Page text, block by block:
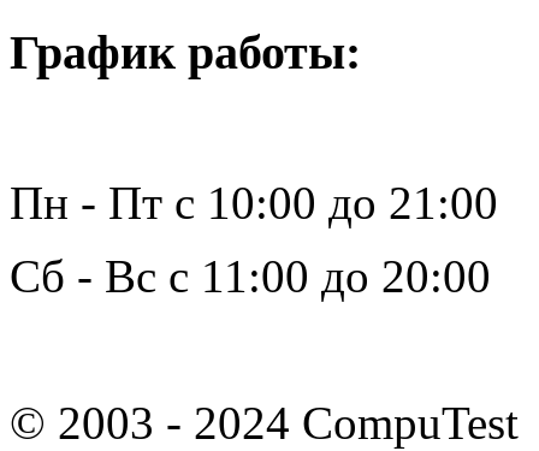
График работы:
Пн - Пт с 10:00 до 21:00
Сб - Вс с 11:00 до 20:00
© 2003 - 2024 CompuTest